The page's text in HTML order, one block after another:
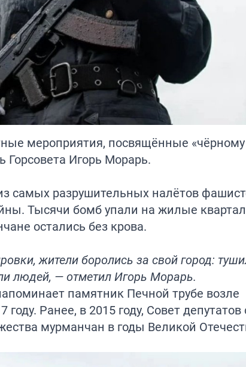
мероприятия, посвящённые «чёрному
Горсовета Игорь Морарь.
самых разрушительных налётов
Тысячи бомб упали на жилые
остались без крова.
жители боролись за свой город:
людей, — отметил Игорь Морарь.
памятник Печной трубе возле
Ранее, в 2015 году, Совет депутатов
мурманчан в годы Великой